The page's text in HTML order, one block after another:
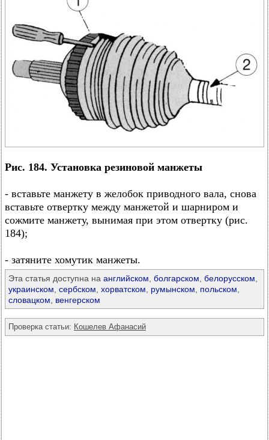
Рис. 184. Установка резиновой манжеты
- вставьте манжету в желобок приводного вала, снова
вставьте отвертку между манжетой и шарниром и
сожмите манжету, вынимая при этом отвертку (рис.
184);
- затяните хомутик манжеты.
Эта статья доступна на английском болгарском белорусском
украинском сербском хорватском румынском польском
словацком
венгерском
Проверка статьи: Кошелев Афанасий